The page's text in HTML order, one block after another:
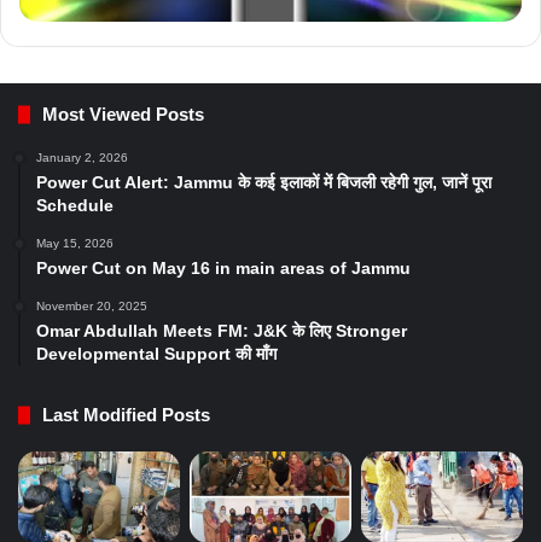
Most Viewed Posts
January 2, 2026
Power Cut Alert: Jammu के कई इलाकों में बिजली रहेगी गुल, जानें पूरा
Schedule
May 15, 2026
Power Cut on May 16 in main areas of Jammu
November 20, 2025
Omar Abdullah Meets FM: J&K के लिए Stronger
Developmental Support की माँग
Last Modified Posts